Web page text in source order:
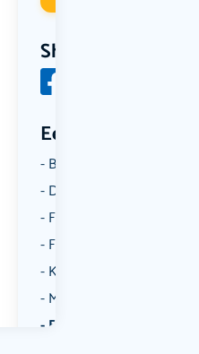
Share
Een aantal
Borrelen
Dansen
Fietsen
Film
Kunst & Cultuur
Muziek
Bekijk alle categorieën